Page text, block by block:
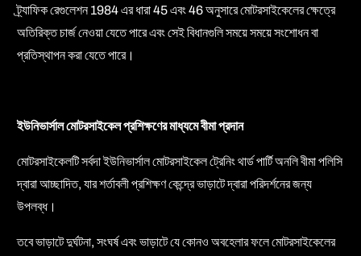
ট্র্যাফিক রেগুলেশন 1984 এর ধারা 45 এবং 46 অনুসারে মোটরসাইকেলের ক্ষেত্রে
অতিরিক্ত চার্জ নেওয়া যেতে পারে এবং সেই বিধানগুলি সময়ে সময়ে সংশোধন বা
প্রতিস্থাপন করা যেতে পারে।
ইউনিভার্সাল মোটরসাইকেল প্রশিক্ষণের মাধ্যমে বীমা প্রদান
মোটরসাইকেলটি সর্বদা ইউনিভার্সাল মোটরসাইকেল ট্রেনিং থার্ড পার্টি অনলি বীমা পলিসি
দ্বারা আচ্ছাদিত, যার শর্তাবলী প্রশিক্ষণ কেন্দ্রে ভাড়াটে দ্বারা পরিদর্শনের জন্য
উপলব্ধ।
তবে ভাড়াটে দুর্ঘটনা, সংঘর্ষ এবং ভাড়াটে যে কোনও অবহেলার ফলে মোটরসাইকেলের